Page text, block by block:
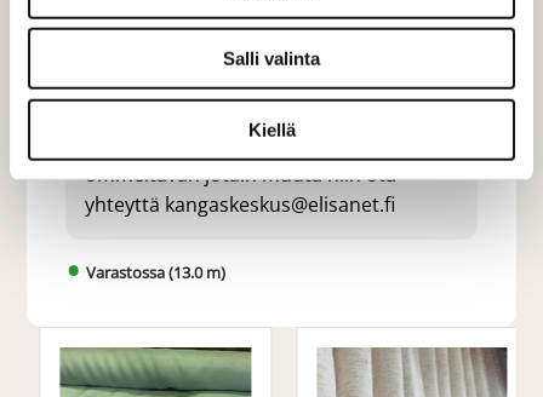
Salli valinta
Kiellä
Mittausohje-sivultalöydät ohjeita
mittaamiseen ja kankaan menekin
on noin 1,5 viikkoa. Jos haluat
ommeltavan jotain muuta niin ota
yhteyttä kangaskeskus@elisanet.fi
Varastossa (13.0 m)